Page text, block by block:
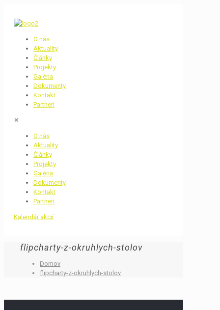
O nás
Aktuality
Články
Projekty
Galéria
Dokumenty
Kontakt
Partneri
✕
O nás
Aktuality
Články
Projekty
Galéria
Dokumenty
Kontakt
Partneri
Kalendár akcií
flipcharty-z-okruhlych-stolov
Domov
flipcharty-z-okruhlych-stolov